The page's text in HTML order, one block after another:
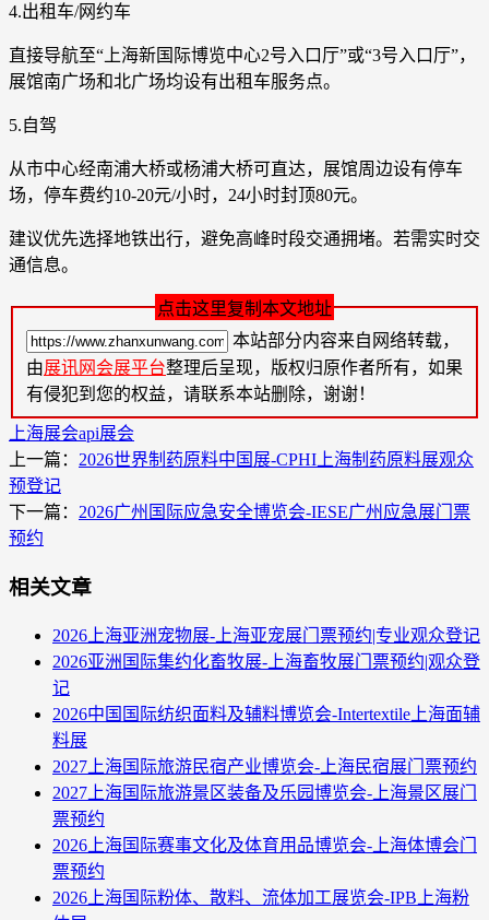
4.出租车/网约车
直接导航至“上海新国际博览中心2号入口厅”或“3号入口厅”，
展馆南广场和北广场均设有出租车服务点。
5.自驾
从市中心经南浦大桥或杨浦大桥可直达，展馆周边设有停车
场，停车费约10-20元/小时，24小时封顶80元。
建议优先选择地铁出行，避免高峰时段交通拥堵。若需实时交
通信息。
点击这里复制本文地址
本站部分内容来自网络转载，
由展讯网会展平台整理后呈现，版权归原作者所有，如果
有侵犯到您的权益，请联系本站删除，谢谢！
上海展会api展会
上一篇： 2026世界制药原料中国展-CPHI上海制药原料展观众
预登记
下一篇： 2026广州国际应急安全博览会-IESE广州应急展门票
预约
相关文章
2026上海亚洲宠物展-上海亚宠展门票预约|专业观众登记
2026亚洲国际集约化畜牧展-上海畜牧展门票预约|观众登
记
2026中国国际纺织面料及辅料博览会-Intertextile上海面辅
料展
2027上海国际旅游民宿产业博览会-上海民宿展门票预约
2027上海国际旅游景区装备及乐园博览会-上海景区展门
票预约
2026上海国际赛事文化及体育用品博览会-上海体博会门
票预约
2026上海国际粉体、散料、流体加工展览会-IPB上海粉